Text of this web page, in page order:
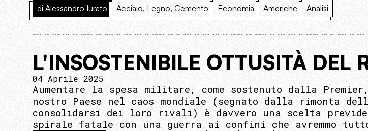
di Alessandro Iurato Acciaio, Legno, Cemento Economia Americhe Analisi
L'INSOSTENIBILE OTTUSITÀ DEL
04 Aprile 2025
Aumentare la spesa militare, come sostenuto dalla
nostro Paese nel caos mondiale (segnato dalla
consolidarsi dei loro rivali) è davvero una scelta
spirale fatale con una guerra ai confini che avremmo